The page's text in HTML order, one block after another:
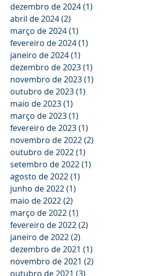
dezembro de 2024(1)
abril de 2024(2)
março de 2024(1)
fevereiro de 2024(1)
janeiro de 2024(1)
dezembro de 2023(1)
novembro de 2023(1)
outubro de 2023(1)
maio de 2023(1)
março de 2023(1)
fevereiro de 2023(1)
novembro de 2022(2)
outubro de 2022(1)
setembro de 2022(1)
agosto de 2022(1)
junho de 2022(1)
maio de 2022(2)
março de 2022(1)
fevereiro de 2022(2)
janeiro de 2022(2)
dezembro de 2021 (1)
novembro de 2021 (2)
outubro de 2021 (3)